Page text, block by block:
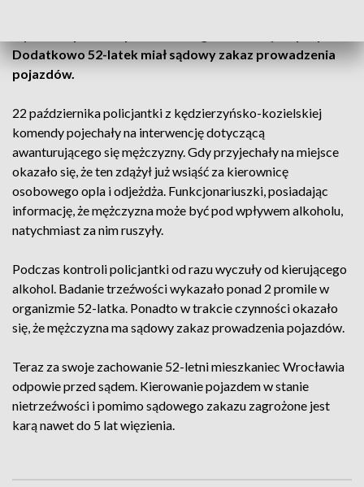
Dodatkowo 52-latek miał sądowy zakaz prowadzenia
pojazdów.
22 października policjantki z kędzierzyńsko-kozielskiej
komendy pojechały na interwencję dotyczącą
awanturującego się mężczyzny. Gdy przyjechały na miejsce
okazało się, że ten zdążył już wsiąść za kierownicę
osobowego opla i odjeżdża. Funkcjonariuszki, posiadając
informację, że mężczyzna może być pod wpływem alkoholu,
natychmiast za nim ruszyły.
Podczas kontroli policjantki od razu wyczuły od kierującego
alkohol. Badanie trzeźwości wykazało ponad 2 promile w
organizmie 52-latka. Ponadto w trakcie czynności okazało
się, że mężczyzna ma sądowy zakaz prowadzenia pojazdów.
Teraz za swoje zachowanie 52-letni mieszkaniec Wrocławia
odpowie przed sądem. Kierowanie pojazdem w stanie
nietrzeźwości i pomimo sądowego zakazu zagrożone jest
karą nawet do 5 lat więzienia.